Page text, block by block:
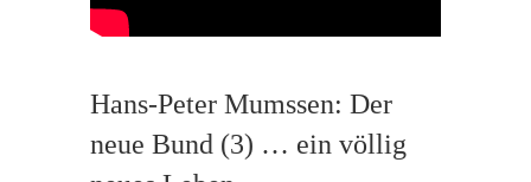
Hans-Peter Mumssen: Der
neue Bund (3) … ein völlig